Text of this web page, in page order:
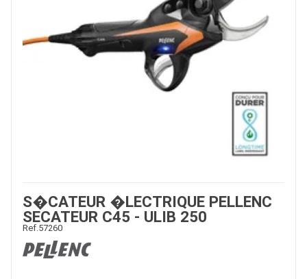
S�CATEUR �LECTRIQUE PELLENC
SECATEUR C45 - ULIB 250
Ref. 57260